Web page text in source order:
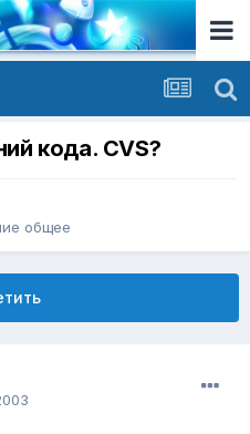
кода. CVS?
общее